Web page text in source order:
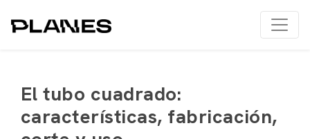
El tubo cuadrado:
características, fabricación,